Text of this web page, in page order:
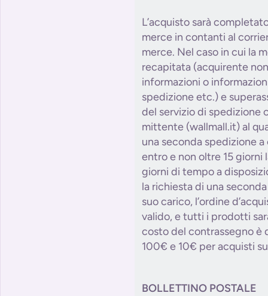
L’acquisto sarà
merce in contanti al
merce. Nel caso in cui la
recapitata (acquirente
informazioni o
spedizione etc.) e
del servizio di spedizione
mittente (wallmall.it) al
una seconda spedizione
entro e non oltre 15 giorni
giorni di tempo a
la richiesta di una
suo carico, l’ordine
valido, e tutti i prodotti
costo del contrassegno è
100€ e 10€ per acquisti
BOLLETTINO POSTALE